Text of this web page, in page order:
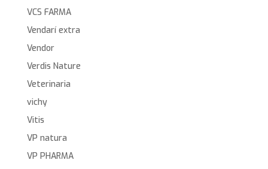
VCS FARMA
Vendarí extra
Vendor
Verdis Nature
Veterinaria
vichy
Vitis
VP natura
VP PHARMA